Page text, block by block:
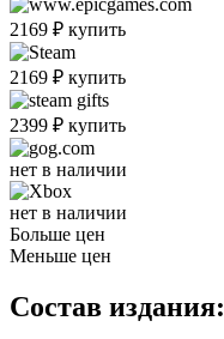
2169 ₽ купить
2169 ₽ купить
2399 ₽ купить
нет в наличии
нет в наличии
Больше цен
Меньше цен
Состав издания: